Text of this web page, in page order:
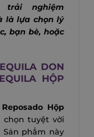
trải nghiệm
là lựa chọn lý
bạn bè, hoặc
DON
HỘP
Hộp
chọn tuyệt vời
phẩm này